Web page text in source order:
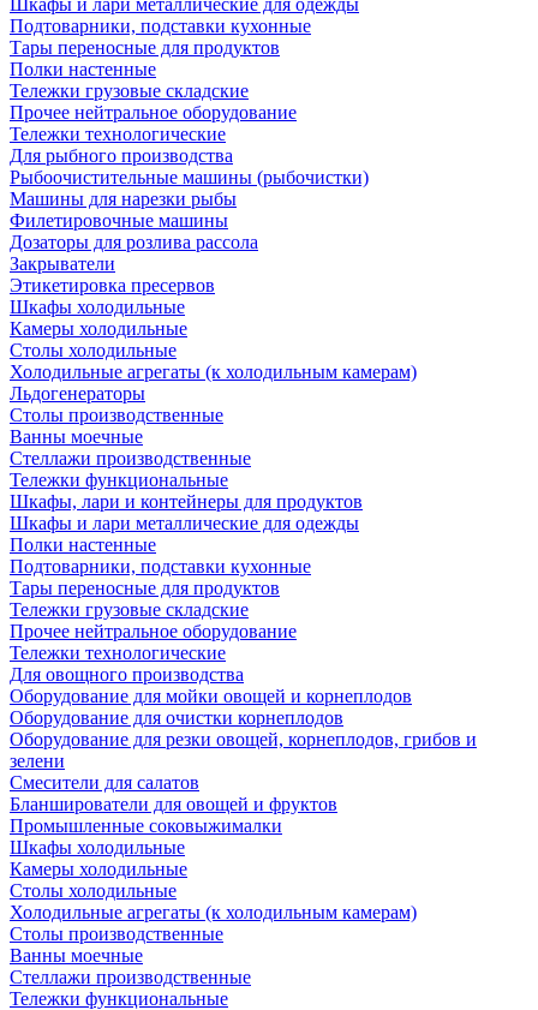
Шкафы и лари металлические для одежды
Подтоварники, подставки кухонные
Тары переносные для продуктов
Полки настенные
Тележки грузовые складские
Прочее нейтральное оборудование
Тележки технологические
Для рыбного производства
Рыбоочистительные машины (рыбочистки)
Машины для нарезки рыбы
Филетировочные машины
Дозаторы для розлива рассола
Закрыватели
Этикетировка пресервов
Шкафы холодильные
Камеры холодильные
Столы холодильные
Холодильные агрегаты (к холодильным камерам)
Льдогенераторы
Столы производственные
Ванны моечные
Стеллажи производственные
Тележки функциональные
Шкафы, лари и контейнеры для продуктов
Шкафы и лари металлические для одежды
Полки настенные
Подтоварники, подставки кухонные
Тары переносные для продуктов
Тележки грузовые складские
Прочее нейтральное оборудование
Тележки технологические
Для овощного производства
Оборудование для мойки овощей и корнеплодов
Оборудование для очистки корнеплодов
Оборудование для резки овощей, корнеплодов, грибов и
зелени
Смесители для салатов
Бланширователи для овощей и фруктов
Промышленные соковыжималки
Шкафы холодильные
Камеры холодильные
Столы холодильные
Холодильные агрегаты (к холодильным камерам)
Столы производственные
Ванны моечные
Стеллажи производственные
Тележки функциональные